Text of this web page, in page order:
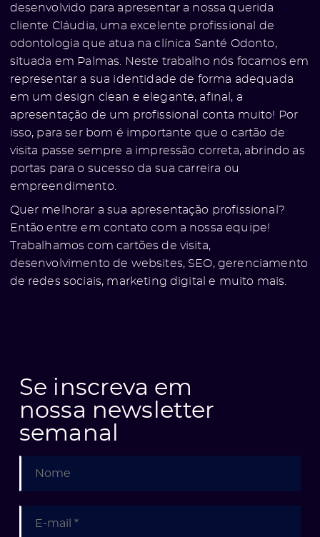
desenvolvido para apresentar a nossa querida
cliente Cláudia, uma excelente profissional de
odontologia que atua na clínica Santé Odonto,
situada em Palmas. Neste trabalho nós focamos em
representar a sua identidade de forma adequada
em um design clean e elegante, afinal, a
apresentação de um profissional conta muito! Por
isso, para ser bom é importante que o cartão de
visita passe sempre a impressão correta, abrindo as
portas para o sucesso da sua carreira ou
empreendimento.
Quer melhorar a sua apresentação profissional?
Então entre em contato com a nossa equipe!
Trabalhamos com cartões de visita,
desenvolvimento de websites, SEO, gerenciamento
de redes sociais, marketing digital e muito mais.
Se inscreva em
nossa newsletter
semanal